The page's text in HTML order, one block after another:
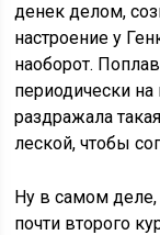
денек делом,
настроение у
наоборот.
периодически на
раздражала
леской, чтобы
Ну в самом деле,
почти второго